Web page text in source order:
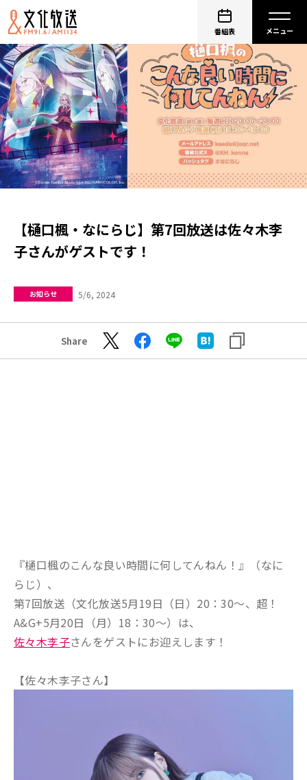
番組表
【樋口楓・なにらじ】第7回放送は佐々木李
子さんがゲストです！
お知らせ 5/6, 2024
Share
『樋口楓のこんな良い時間に何してんねん！』（なに
らじ）、
第7回放送（文化放送5月19日（日）20：30～、超！
A&G+5月20日（月）18：30～）は、
佐々木李子さんをゲストにお迎えします！
【佐々木李子さん】